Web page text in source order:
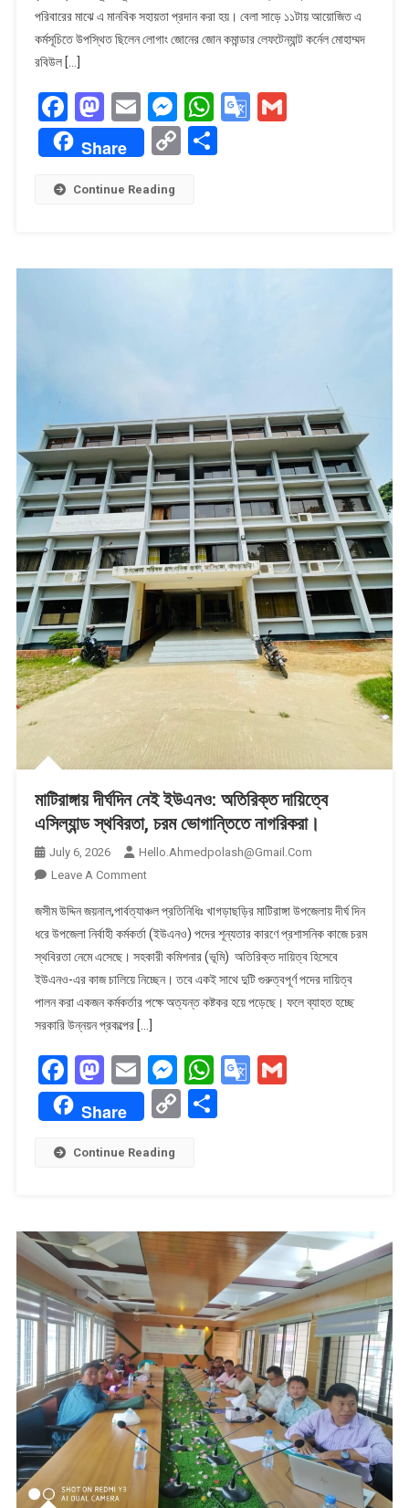
বিজিবির
শুকনো
পরিবারের মাঝে এ মানবিক সহায়তা প্রদান করা হয়। বেলা সাড়ে ১১টায় আয়োজিত এ
কর্মসূচিতে উপস্থিত ছিলেন লোগাং জোনের জোন কমান্ডার লেফটেন্যান্ট কর্নেল মোহাম্মদ
রবিউল […]
Facebook
Mastodon
EmailMessenger
WhatsApp
Google
Gmail
Share
CopyShare
Continue Reading
মাটিরাঙ্গায় দীর্ঘদিন নেই ইউএনও: অতিরিক্ত দায়িত্বে
এসিল্যান্ড স্থবিরতা, চরম ভোগান্তিতে নাগরিকরা।
July 6, 2026
Hello.ahmedpolash@gmail.com
Leave A CommentOn
দীর্ঘদিন
নেই
ইউএনও:
অতিরিক্ত
দায়িত্বে
এসিল্যান্ড
চরম
ভোগান্তিতে
নাগরিকরা।
জসীম উদ্দিন জয়নাল,পার্বত্যাঞ্চল প্রতিনিধিঃ খাগড়াছড়ির মাটিরাঙ্গা উপজেলায় দীর্ঘ দিন
ধরে উপজেলা নির্বাহী কর্মকর্তা (ইউএনও) পদের শূন্যতার কারণে প্রশাসনিক কাজে চরম
স্থবিরতা নেমে এসেছে। সহকারী কমিশনার (ভূমি) অতিরিক্ত দায়িত্ব হিসেবে
ইউএনও-এর কাজ চালিয়ে নিচ্ছেন। তবে একই সাথে দুটি গুরুত্বপূর্ণ পদের দায়িত্ব
পালন করা একজন কর্মকর্তার পক্ষে অত্যন্ত কষ্টকর হয়ে পড়েছে। ফলে ব্যাহত হচ্ছে
সরকারি উন্নয়ন প্রকল্পের […]
Facebook
Mastodon
EmailMessenger
WhatsApp
Google
Gmail
Share
CopyShare
Continue Reading